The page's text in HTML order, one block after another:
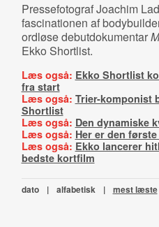
Pressefotograf Joachim
fascinationen af
ordløse debutdokumentar
Ekko Shortlist.
Læs også: Ekko Shortlist
fra start
Læs også: Trier-komponist
Shortlist
Læs også: Den dynamiske
Læs også: Her er den
Læs også: Ekko lancerer
bedste kortfilm
dato | alfabetisk | mest læste